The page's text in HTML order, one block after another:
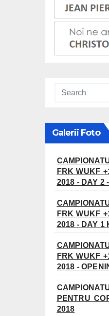
Galerii Foto
FRK WUKF
2018 - DAY 2
FRK WUKF
2018 - DAY 1
FRK WUKF
2018 -
PENTRU
2018